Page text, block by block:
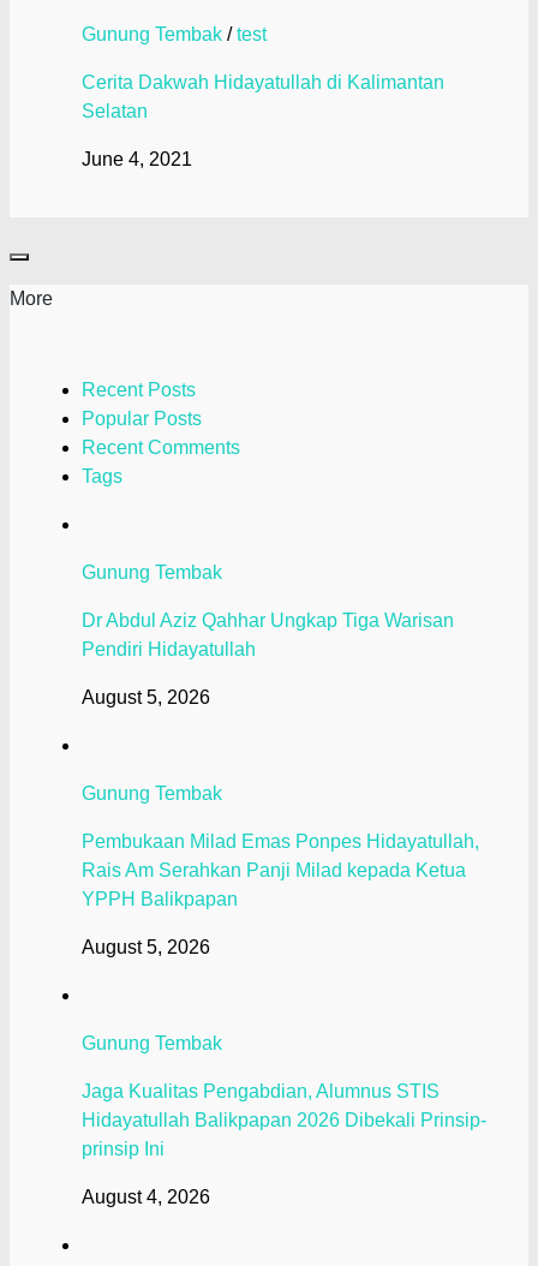
Gunung Tembak /test
Cerita Dakwah Hidayatullah di Kalimantan
Selatan
June 4, 2021
More
Recent Posts
Popular Posts
Recent Comments
Tags
Gunung Tembak
Dr Abdul Aziz Qahhar Ungkap Tiga Warisan
Pendiri Hidayatullah
August 5, 2026
Gunung Tembak
Pembukaan Milad Emas Ponpes Hidayatullah,
Rais Am Serahkan Panji Milad kepada Ketua
YPPH Balikpapan
August 5, 2026
Gunung Tembak
Jaga Kualitas Pengabdian, Alumnus STIS
Hidayatullah Balikpapan 2026 Dibekali Prinsip-
prinsip Ini
August 4, 2026